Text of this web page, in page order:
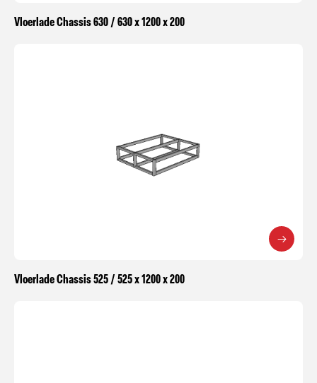
Vloerlade Chassis 630 / 630 x 1200 x 200
Vloerlade Chassis 525 / 525 x 1200 x 200